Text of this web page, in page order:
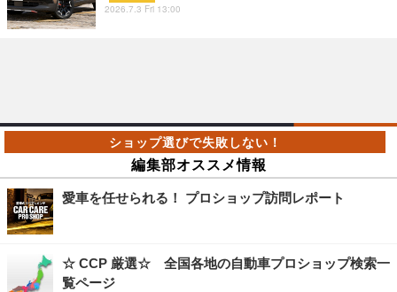
2026.7.3 Fri 13:00
編集部オススメ情報
愛車を任せられる！ プロショップ訪問レポート
☆ CCP 厳選☆ 全国各地の自動車プロショップ検索一
覧ページ